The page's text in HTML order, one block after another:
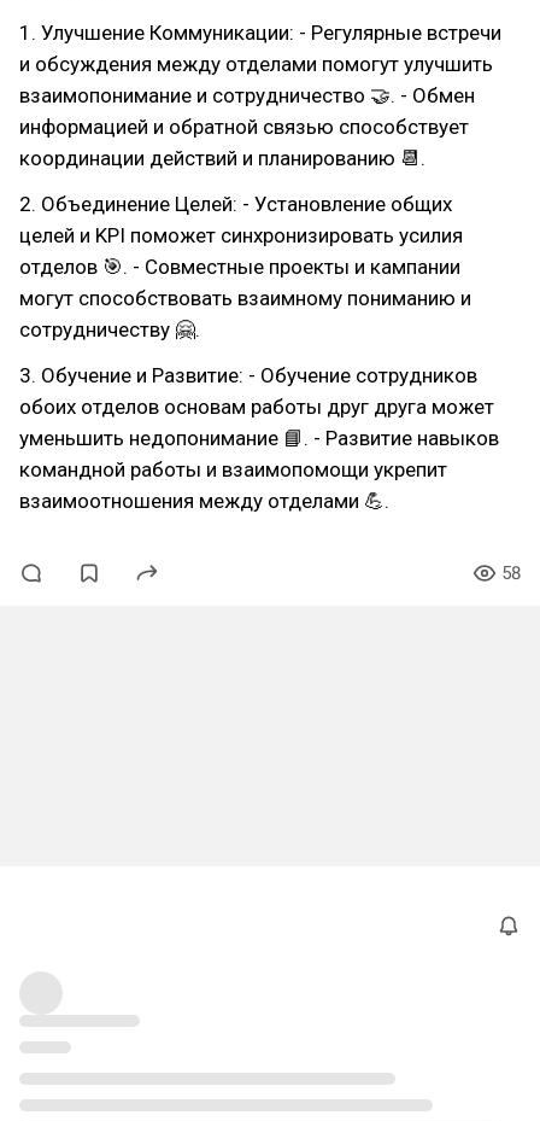
1. Улучшение Коммуникации: - Регулярные встречи
и обсуждения между отделами помогут улучшить
взаимопонимание и сотрудничество 🤝. - Обмен
информацией и обратной связью способствует
координации действий и планированию 📆.
2. Объединение Целей: - Установление общих
целей и KPI поможет синхронизировать усилия
отделов 🎯. - Совместные проекты и кампании
могут способствовать взаимному пониманию и
сотрудничеству 🤗.
3. Обучение и Развитие: - Обучение сотрудников
обоих отделов основам работы друг друга может
уменьшить недопонимание 📘. - Развитие навыков
командной работы и взаимопомощи укрепит
взаимоотношения между отделами 💪.
58